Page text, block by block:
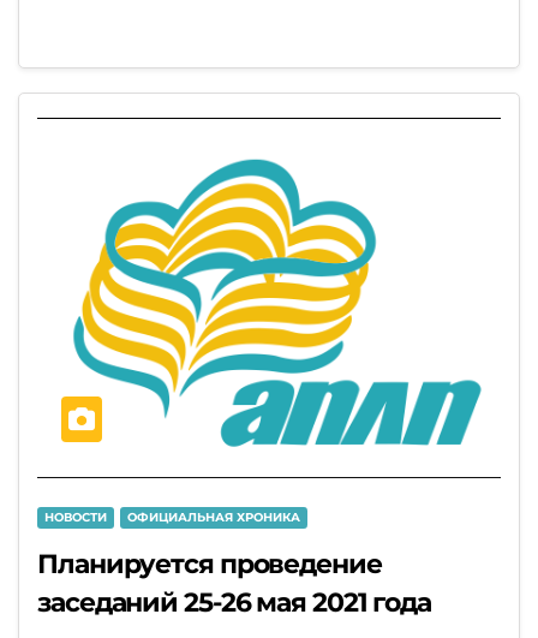
НОВОСТИ ОФИЦИАЛЬНАЯ ХРОНИКА
Планируется проведение
заседаний 25-26 мая 2021 года